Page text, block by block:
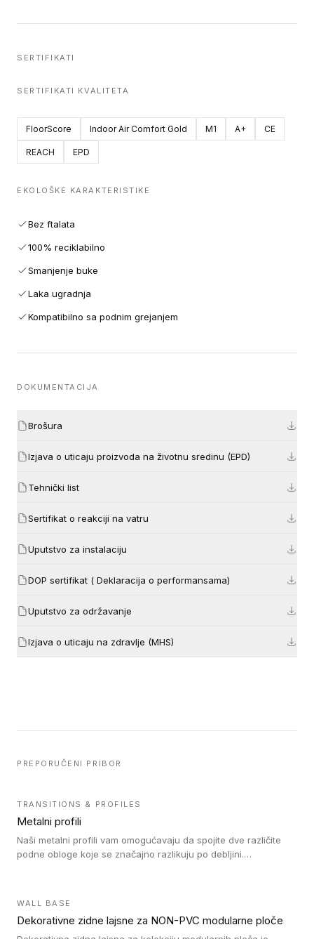
SERTIFIKATI
SERTIFIKATI KVALITETA
FloorScore Indoor Air Comfort Gold M1 A+ CE
REACH EPD
EKOLOŠKE KARAKTERISTIKE
Bez ftalata
100% reciklabilno
Smanjenje buke
Laka ugradnja
Kompatibilno sa podnim grejanjem
DOKUMENTACIJA
Brošura
Izjava o uticaju proizvoda na životnu sredinu (EPD)
Tehnički list
Sertifikat o reakciji na vatru
Uputstvo za instalaciju
DOP sertifikat ( Deklaracija o performansama)
Uputstvo za održavanje
Izjava o uticaju na zdravlje (MHS)
PREPORUČENI PRIBOR
TRANSITIONS & PROFILES
Metalni profili
Naši metalni profili vam omogućavaju da spojite dve različite
podne obloge koje se značajno razlikuju po debljini.
WALL BASE
Dekorativne zidne lajsne za NON-PVC modularne ploče